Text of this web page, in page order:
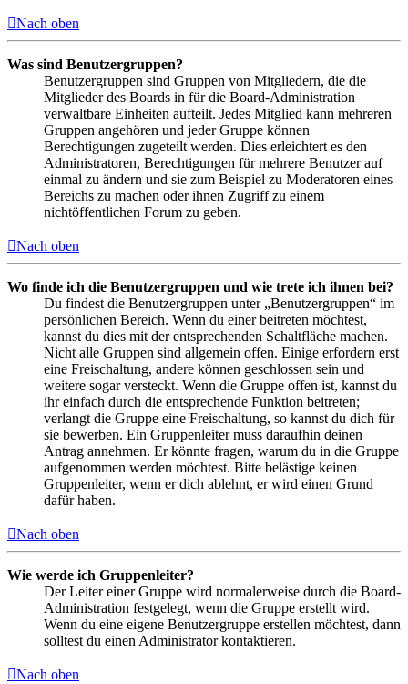
Nach oben
Was sind Benutzergruppen?
Benutzergruppen sind Gruppen von Mitgliedern, die die
Mitglieder des Boards in für die Board-Administration
verwaltbare Einheiten aufteilt. Jedes Mitglied kann mehreren
Gruppen angehören und jeder Gruppe können
Berechtigungen zugeteilt werden. Dies erleichtert es den
Administratoren, Berechtigungen für mehrere Benutzer auf
einmal zu ändern und sie zum Beispiel zu Moderatoren eines
Bereichs zu machen oder ihnen Zugriff zu einem
nichtöffentlichen Forum zu geben.
Nach oben
Wo finde ich die Benutzergruppen und wie trete ich ihnen bei?
Du findest die Benutzergruppen unter „Benutzergruppen“ im
persönlichen Bereich. Wenn du einer beitreten möchtest,
kannst du dies mit der entsprechenden Schaltfläche machen.
Nicht alle Gruppen sind allgemein offen. Einige erfordern erst
eine Freischaltung, andere können geschlossen sein und
weitere sogar versteckt. Wenn die Gruppe offen ist, kannst du
ihr einfach durch die entsprechende Funktion beitreten;
verlangt die Gruppe eine Freischaltung, so kannst du dich für
sie bewerben. Ein Gruppenleiter muss daraufhin deinen
Antrag annehmen. Er könnte fragen, warum du in die Gruppe
aufgenommen werden möchtest. Bitte belästige keinen
Gruppenleiter, wenn er dich ablehnt, er wird einen Grund
dafür haben.
Nach oben
Wie werde ich Gruppenleiter?
Der Leiter einer Gruppe wird normalerweise durch die Board-
Administration festgelegt, wenn die Gruppe erstellt wird.
Wenn du eine eigene Benutzergruppe erstellen möchtest, dann
solltest du einen Administrator kontaktieren.
Nach oben